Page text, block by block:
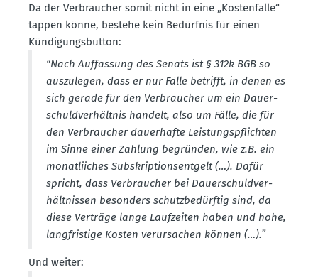
Da der Verbraucher somit nicht in eine „Kosten­falle“
tappen könne, bestehe kein Bedürfnis für einen
Kündi­gungs­button:
“Nach Auffassung des Senats ist § 312k BGB so
auszu­legen, dass er nur Fälle betrifft, in denen es
sich gerade für den Verbraucher um ein Dauer­
schuld­ver­hältnis handelt, also um Fälle, die für
den Verbraucher dauer­hafte Leistungs­pflichten
im Sinne einer Zahlung begründen, wie z.B. ein
monat­liiches Subskrip­ti­ons­entgelt (…). Dafür
spricht, dass Verbraucher bei Dauer­schuld­ver­
hält­nissen besonders schutz­be­dürftig sind, da
diese Verträge lange Laufzeiten haben und hohe,
langfristige Kosten verur­sachen können (…).”
Und weiter: